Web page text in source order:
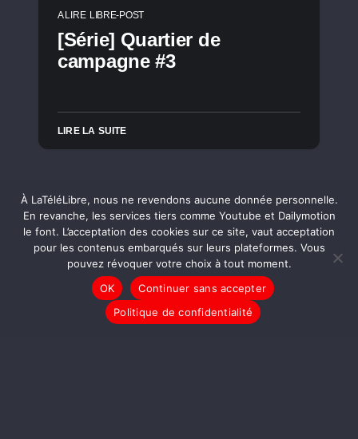
A LIRE LIBRE-POST
[Série] Quartier de
campagne #3
LIRE LA SUITE
LaTéléLibre est le premier média numérique citoyen, indépendant et
participatif. Depuis 2007, elle soutient la libre expression, la libre création, la
À LaTéléLibre, nous ne revendons aucune donnée personnelle.
En revanche, les services tiers comme Youtube et Dailymotion
le font. L’acceptation des cookies sur ce site, vaut acceptation
pour les contenus embarqués sur leurs plateformes. Vous
pouvez révoquer votre choix à tout moment.
OK
Continuer sans accepter
Politique de confidentialité